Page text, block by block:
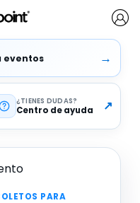
eventos →
¿TIENES DUDAS
Centro de ayuda ↗
PARA